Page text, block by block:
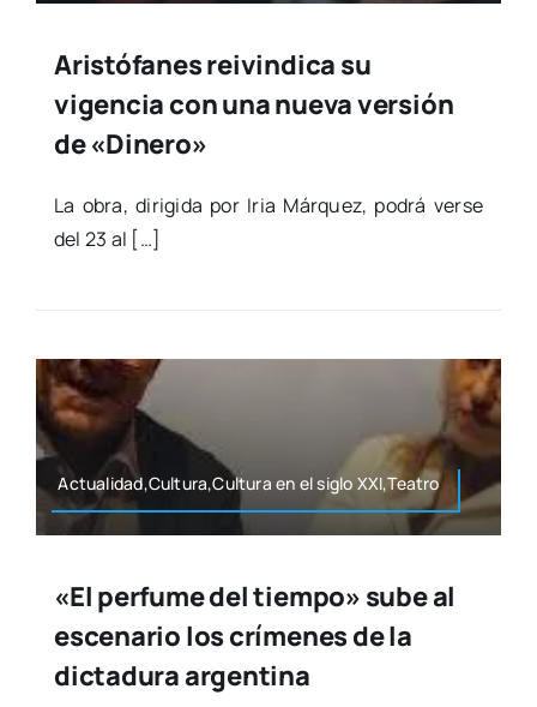
Aristófanes reivindica su
vigencia con una nueva versión
de «Dinero»
La obra, diri­gi­da por Iria Már­quez, podrá ver­se
del 23 al […]
Actualidad,Cultura,Cultura en el siglo XXI,Teatro
«El perfume del tiempo» sube al
escenario los crímenes de la
dictadura argentina